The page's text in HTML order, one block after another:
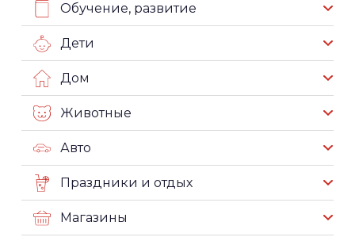
Обучение, развитие
Дети
Дом
Животные
Авто
Праздники и отдых
Магазины